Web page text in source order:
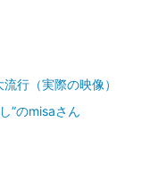
行（実際の映像）
”のmisaさん